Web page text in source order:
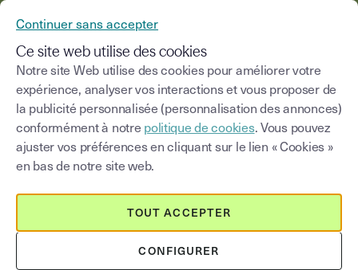
RESSOURCES HUMAINES
Gérez vosressources
humainesen toute
sérénité
faisant signer vos contrats et avenants avec la
signature électronique de Youtrust.
Continuer sans accepter
Ce site web utilise des cookies
Notre site Web utilise des cookies pour améliorer votre
expérience, analyser vos interactions et vous proposer de
la publicité personnalisée (personnalisation des annonces)
conformément à notre politique de cookies. Vous pouvez
ajuster vos préférences en cliquant sur le lien « Cookies »
en bas de notre site web.
CONFIGURER
TOUT ACCEPTER